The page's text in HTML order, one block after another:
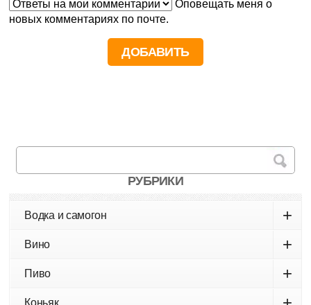
Оповещать меня о
новых комментариях по почте.
РУБРИКИ
Водка и самогон +
Вино +
Пиво +
Коньяк